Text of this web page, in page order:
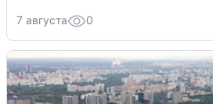
7 августа 0